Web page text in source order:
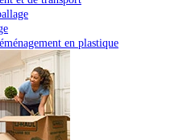
en plastique